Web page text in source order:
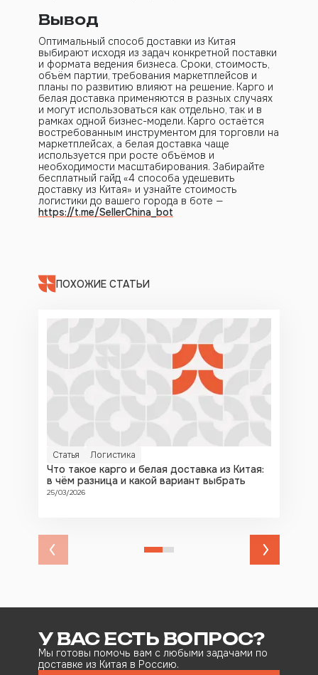
Вывод
Оптимальный способ доставки из Китая
выбирают исходя из задач конкретной поставки
и формата ведения бизнеса. Сроки, стоимость,
объём партии, требования маркетплейсов и
планы по развитию влияют на решение. Карго и
белая доставка применяются в разных случаях
и могут использоваться как отдельно, так и в
рамках одной бизнес-модели. Карго остаётся
востребованным инструментом для торговли на
маркетплейсах, а белая доставка чаще
используется при росте объёмов и
необходимости масштабирования. Забирайте
бесплатный гайд «4 способа удешевить
доставку из Китая» и узнайте стоимость
логистики до вашего города в боте —
https://t.me/SellerChina_bot
ПОХОЖИЕ СТАТЬИ
Статья Логистика
Что такое карго и белая доставка из Китая:
в чём разница и какой вариант выбрать
селлеру
25/03/2026
У ВАС ЕСТЬ ВОПРОС?
Мы готовы помочь вам с любыми задачами по
доставке из Китая в Россию.